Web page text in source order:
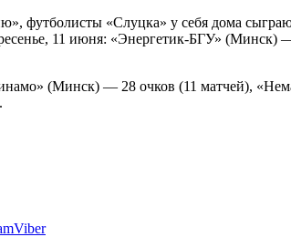
футболисты «Слуцка» у себя дома
11 июня: «Энергетик-БГУ»
(Минск) — 28 очков (11 матчей),
Viber